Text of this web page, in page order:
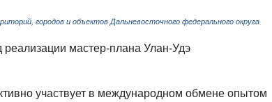
городов и объектов Дальневосточного федерального округа
мастер-плана Улан-Удэ
участвует в международном обмене опытом